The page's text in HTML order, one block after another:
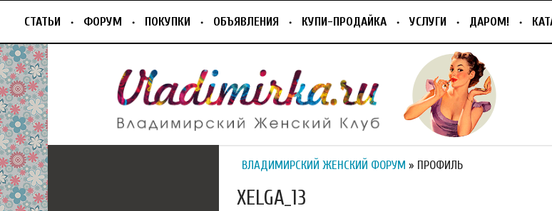
СТАТЬИ ФОРУМ ПОКУПКИ ОБЪЯВЛЕНИЯ КУПИ-ПРОДАЙКА УСЛУГИ ДАРОМ!
ВЛАДИМИРСКИЙ ЖЕНСКИЙ ФОРУМ » ПРОФИЛЬ
XELGA_13